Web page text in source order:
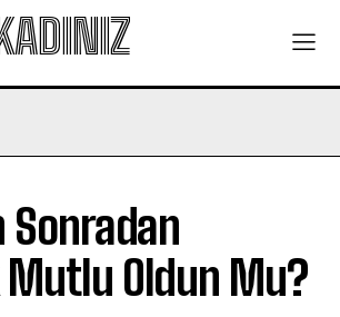
Sonradan
Mutlu Oldun Mu?